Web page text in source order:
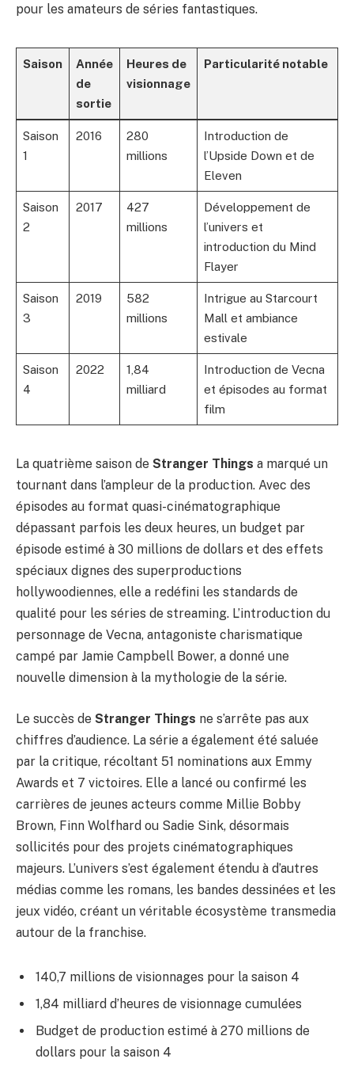
pour les amateurs de séries fantastiques.
Saison
Année
de
sortie
Heures de
visionnage
Particularité notable
Saison
1
2016
280
millions
Introduction de
l’Upside Down et de
Eleven
Saison
2
2017
427
millions
Développement de
l’univers et
introduction du Mind
Flayer
Saison
3
2019
582
millions
Intrigue au Starcourt
Mall et ambiance
estivale
Saison
4
2022
1,84
milliard
Introduction de Vecna
et épisodes au format
film
La quatrième saison de Stranger Things a marqué un
tournant dans l’ampleur de la production. Avec des
épisodes au format quasi-cinématographique
dépassant parfois les deux heures, un budget par
épisode estimé à 30 millions de dollars et des effets
spéciaux dignes des superproductions
hollywoodiennes, elle a redéfini les standards de
qualité pour les séries de streaming. L’introduction du
personnage de Vecna, antagoniste charismatique
campé par Jamie Campbell Bower, a donné une
nouvelle dimension à la mythologie de la série.
Le succès de Stranger Things ne s’arrête pas aux
chiffres d’audience. La série a également été saluée
par la critique, récoltant 51 nominations aux Emmy
Awards et 7 victoires. Elle a lancé ou confirmé les
carrières de jeunes acteurs comme Millie Bobby
Brown, Finn Wolfhard ou Sadie Sink, désormais
sollicités pour des projets cinématographiques
majeurs. L’univers s’est également étendu à d’autres
médias comme les romans, les bandes dessinées et les
jeux vidéo, créant un véritable écosystème transmedia
autour de la franchise.
140,7 millions de visionnages pour la saison 4
1,84 milliard d’heures de visionnage cumulées
Budget de production estimé à 270 millions de
dollars pour la saison 4